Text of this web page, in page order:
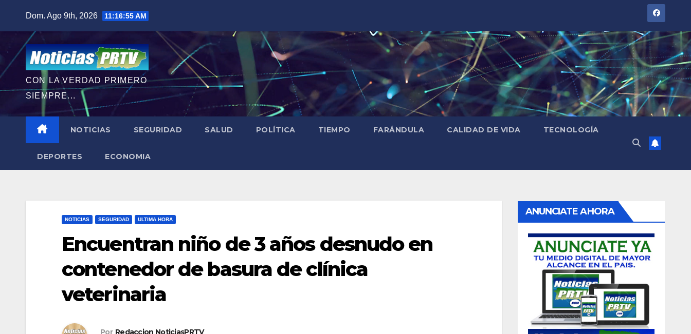
contenido
Dom. Ago 9th, 2026 11:16:56 AM
CON LA VERDAD PRIMERO
SIEMPRE...
NOTICIAS SEGURIDAD SALUD POLÍTICA TIEMPO FARÁNDULA CALIDAD DE VIDA TECNOLOGÍA
DEPORTES ECONOMIA
NOTICIAS SEGURIDAD ULTIMA HORA
Encuentran niño de 3 años desnudo en
contenedor de basura de clínica
veterinaria
Por Redaccion NoticiasPRTV
ANUNCIATE AHORA